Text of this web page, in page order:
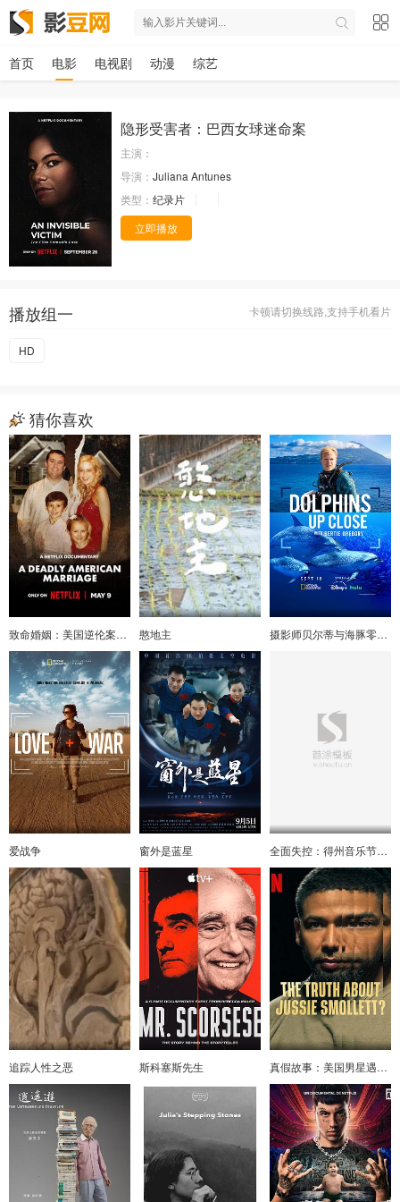
首页 电影 电视剧 动漫 综艺
隐形受害者：巴西女球迷命案
主演：
导演： Juliana Antunes
类型： 纪录片
立即播放
卡顿请切换线路,支持手机看片
播放组一
HD
猜你喜欢
致命婚姻：美国逆伦案之谜 憨地主 摄影师贝尔蒂与海豚零距离
爱战争 窗外是蓝星 全面失控：得州音乐节悲剧
追踪人性之恶 斯科塞斯先生 真假故事：美国男星遇袭奇案